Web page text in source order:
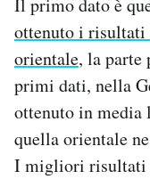
Il primo dato è
ottenuto i
orientale, la parte
primi dati, nella
ottenuto in media
quella orientale
I migliori risultati